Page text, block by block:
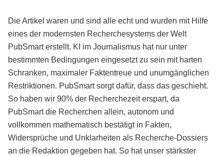
Die Artikel waren und sind alle echt und wurden mit Hilfe
eines der modernsten Recherchesystems der Welt
PubSmart erstellt. KI im Journalismus hat nur unter
bestimmten Bedingungen eingesetzt zu sein mit harten
Schranken, maximaler Faktentreue und unumgänglichen
Restriktionen. PubSmart sorgt dafür, dass das geschieht.
So haben wir 90% der Recherchezeit erspart, da
PubSmart die Recherchen allein, autonom und
vollkommen mathematisch bestätigt in Fakten,
Widersprüche und Unklarheiten als Recherche-Dossiers
an die Redaktion gegeben hat. So hat unser stärkster